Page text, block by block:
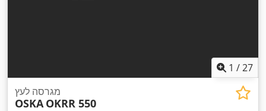
1 /27
מגרסה לעץ
OSKA OKRR 550